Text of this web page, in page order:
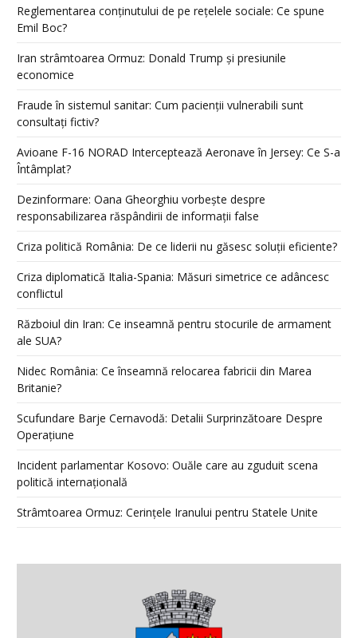
Reglementarea conținutului de pe rețelele sociale: Ce spune
Emil Boc?
Iran strâmtoarea Ormuz: Donald Trump și presiunile
economice
Fraude în sistemul sanitar: Cum pacienții vulnerabili sunt
consultați fictiv?
Avioane F-16 NORAD Interceptează Aeronave în Jersey: Ce S-a
Întâmplat?
Dezinformare: Oana Gheorghiu vorbește despre
responsabilizarea răspândirii de informații false
Criza politică România: De ce liderii nu găsesc soluții eficiente?
Criza diplomatică Italia-Spania: Măsuri simetrice ce adâncesc
conflictul
Războiul din Iran: Ce inseamnă pentru stocurile de armament
ale SUA?
Nidec România: Ce înseamnă relocarea fabricii din Marea
Britanie?
Scufundare Barje Cernavodă: Detalii Surprinzătoare Despre
Operațiune
Incident parlamentar Kosovo: Ouăle care au zguduit scena
politică internațională
Strâmtoarea Ormuz: Cerințele Iranului pentru Statele Unite